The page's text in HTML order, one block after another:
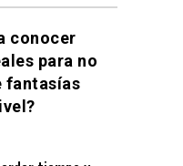
conocer
para no
fantasías